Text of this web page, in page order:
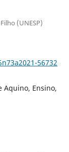
(UNESP)
56732
Aquino, Ensino,